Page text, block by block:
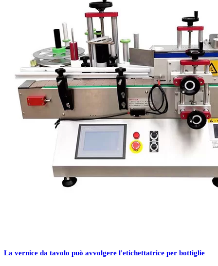
Il modulo di avvolgimento a tre bobine intrappola il prodotto e lo fa
ruotare contro un rullo stabilizzando così il prodotto durante il
processo di applicazione dell'etichetta. Questo metodo aumenta
notevolmente l'accuratezza del posizionamento delle etichette
rispetto alle tradizionali etichettatrici con cinghia di avvolgimento e
offre molta più versatilità per posizionare le etichette su prodotti che
potrebbero non essere un cilindro perfetto.
Etichettatrice avvolgente con trasmissione a cinghia
VKPAK
Etichettatrici a nastro avvolgente (Etichettatrice per bottiglie rotonde
sono il metodo più tradizionale per applicare le etichette ai prodotti
rotondi. Il prodotto viene convogliato tra un nastro rotante e un
tampone di pressione nel quale continua ad avanzare durante la
rotazione. All'inizio della rotazione viene erogata un'etichetta che
segue il prodotto durante la rotazione in modo da avvolgere
l'etichetta attorno al cilindro. Il vantaggio delle etichettatrici
avvolgitrici a cinghia è la produttività del prodotto dovuta al
movimento continuo. Lo svantaggio potrebbe essere problemi di
per ottimizzare le capacità del sistema.
La vernice da tavolo può avvolgere l'etichettatrice per bottiglie